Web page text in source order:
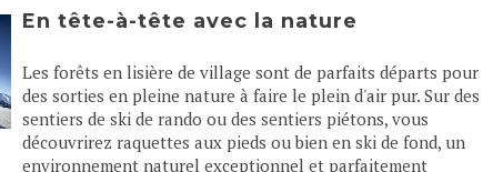
En tête-à-tête avec la nature
Les forêts en lisière de village sont de parfaits départs pour
des sorties en pleine nature à faire le plein d'air pur. Sur des
sentiers de ski de rando ou des sentiers piétons, vous
découvrirez raquettes aux pieds ou bien en ski de fond, un
environnement naturel exceptionnel et parfaitement